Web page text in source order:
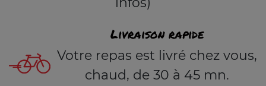
Livraison rapide
Votre repas est livré chez vous,
chaud, de 30 à 45 mn.